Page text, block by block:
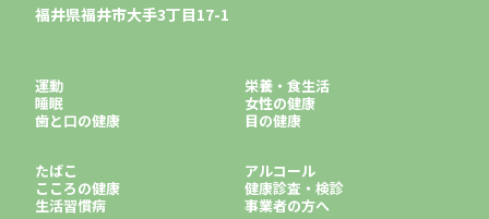
福井県福井市大手3丁目17-1
運動
栄養・食生活
睡眠
女性の健康
歯と口の健康
目の健康
たばこ
アルコール
こころの健康
健康診査・検診
生活習慣病
事業者の方へ